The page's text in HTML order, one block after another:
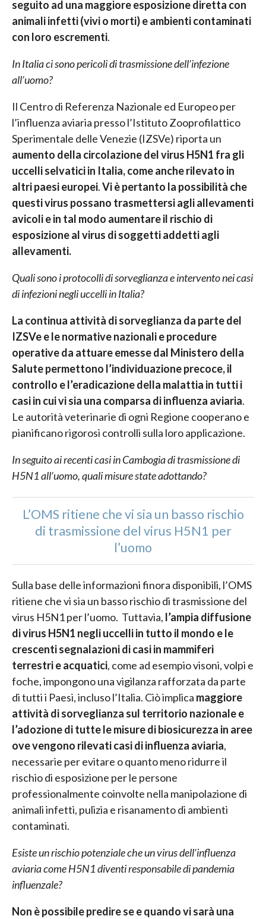
seguito ad una maggiore esposizione diretta con
animali infetti (vivi o morti) e ambienti contaminati
con loro escrementi.
In Italia ci sono pericoli di trasmissione dell’infezione
all’uomo?
Il Centro di Referenza Nazionale ed Europeo per
l’influenza aviaria presso l’Istituto Zooprofilattico
Sperimentale delle Venezie (IZSVe) riporta un
aumento della circolazione del virus H5N1 fra gli
uccelli selvatici in Italia, come anche rilevato in
altri paesi europei.Vi è pertanto la possibilità che
questi virus possano trasmettersi agli allevamenti
avicoli e in tal modo aumentare il rischio di
esposizione al virus di soggetti addetti agli
allevamenti.
Quali sono i protocolli di sorveglianza e intervento nei casi
di infezioni negli uccelli in Italia?
La continua attività di sorveglianza da parte del
IZSVe e le normative nazionali e procedure
operative da attuare emesse dal Ministero della
Salute permettono l’individuazione precoce, il
controllo e l’eradicazione della malattia in tutti i
casi in cui vi sia una comparsa di influenza aviaria.
Le autorità veterinarie di ogni Regione cooperano e
pianificano rigorosi controlli sulla loro applicazione.
In seguito ai recenti casi in Cambogia di trasmissione di
H5N1 all’uomo, quali misure state adottando?
L’OMS ritiene che vi sia un basso rischio
di trasmissione del virus H5N1 per
l’uomo
Sulla base delle informazioni finora disponibili, l’OMS
ritiene che vi sia un basso rischio di trasmissione del
virus H5N1 per l’uomo. Tuttavia, l’ampia diffusione
di virus H5N1 negli uccelli in tutto il mondo e le
crescenti segnalazioni di casi in mammiferi
terrestri e acquatici, come ad esempio visoni, volpi e
foche, impongono una vigilanza rafforzata da parte
di tutti i Paesi, incluso l’Italia. Ciò implica maggiore
attività di sorveglianza sul territorio nazionale e
l’adozione di tutte le misure di biosicurezza in aree
ove vengono rilevati casi di influenza aviaria,
necessarie per evitare o quanto meno ridurre il
rischio di esposizione per le persone
professionalmente coinvolte nella manipolazione di
animali infetti, pulizia e risanamento di ambienti
contaminati.
Esiste un rischio potenziale che un virus dell’influenza
aviaria come H5N1 diventi responsabile di pandemia
influenzale?
Non è possibile predire se e quando vi sarà una